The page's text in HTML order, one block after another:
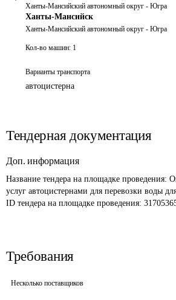
Ханты-Мансийский автономный округ - Югра
Ханты-Мансийск
Ханты-Мансийский автономный округ - Югра
Кол-во машин: 1
Варианты транспорта
автоцистерна
Тендерная документация
Доп. информация
Название тендера на площадке проведения:
услуг автоцистернами для перевозки воды
ID тендера на площадке проведения:
Требования
Несколько поставщиков